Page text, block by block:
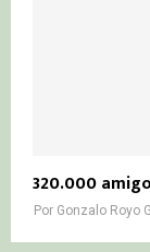
320.000
Por Gonzalo Royo